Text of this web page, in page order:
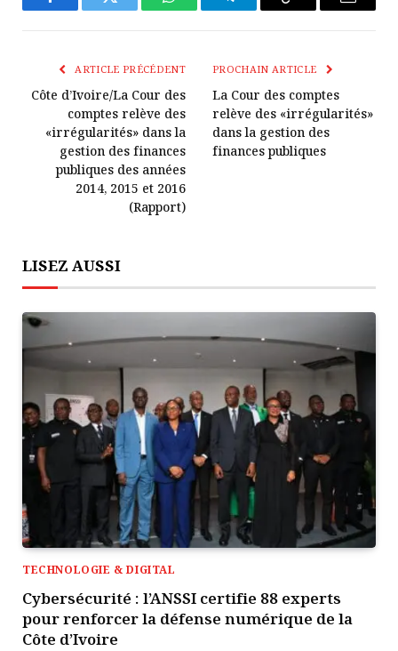
FacebookTwitter WhatsAppTélégrammeCopier
Lien
E-
ARTICLE PRÉCÉDENT
Côte d’Ivoire/La Cour des
comptes relève des
«irrégularités» dans la
gestion des finances
publiques des années
2014, 2015 et 2016
(Rapport)
PROCHAIN ARTICLE
La Cour des comptes
relève des «irrégularités»
dans la gestion des
finances publiques
LISEZ AUSSI
TECHNOLOGIE & DIGITAL
Cybersécurité : l’ANSSI certifie 88 experts
pour renforcer la défense numérique de la
Côte d’Ivoire